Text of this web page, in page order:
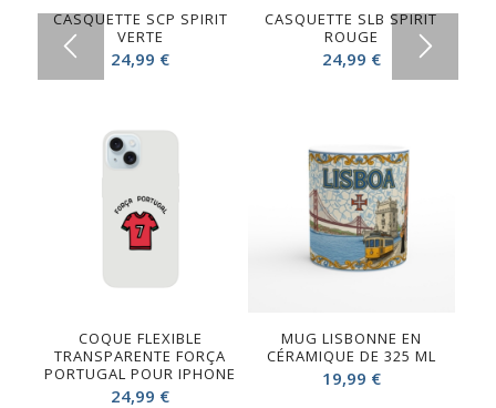
CASQUETTE SCP SPIRIT
VERTE
24,99 €
CASQUETTE SLB SPIRIT
ROUGE
24,99 €
COQUE FLEXIBLE
TRANSPARENTE FORÇA
PORTUGAL POUR IPHONE
24,99 €
MUG LISBONNE EN
CÉRAMIQUE DE 325 ML
19,99 €